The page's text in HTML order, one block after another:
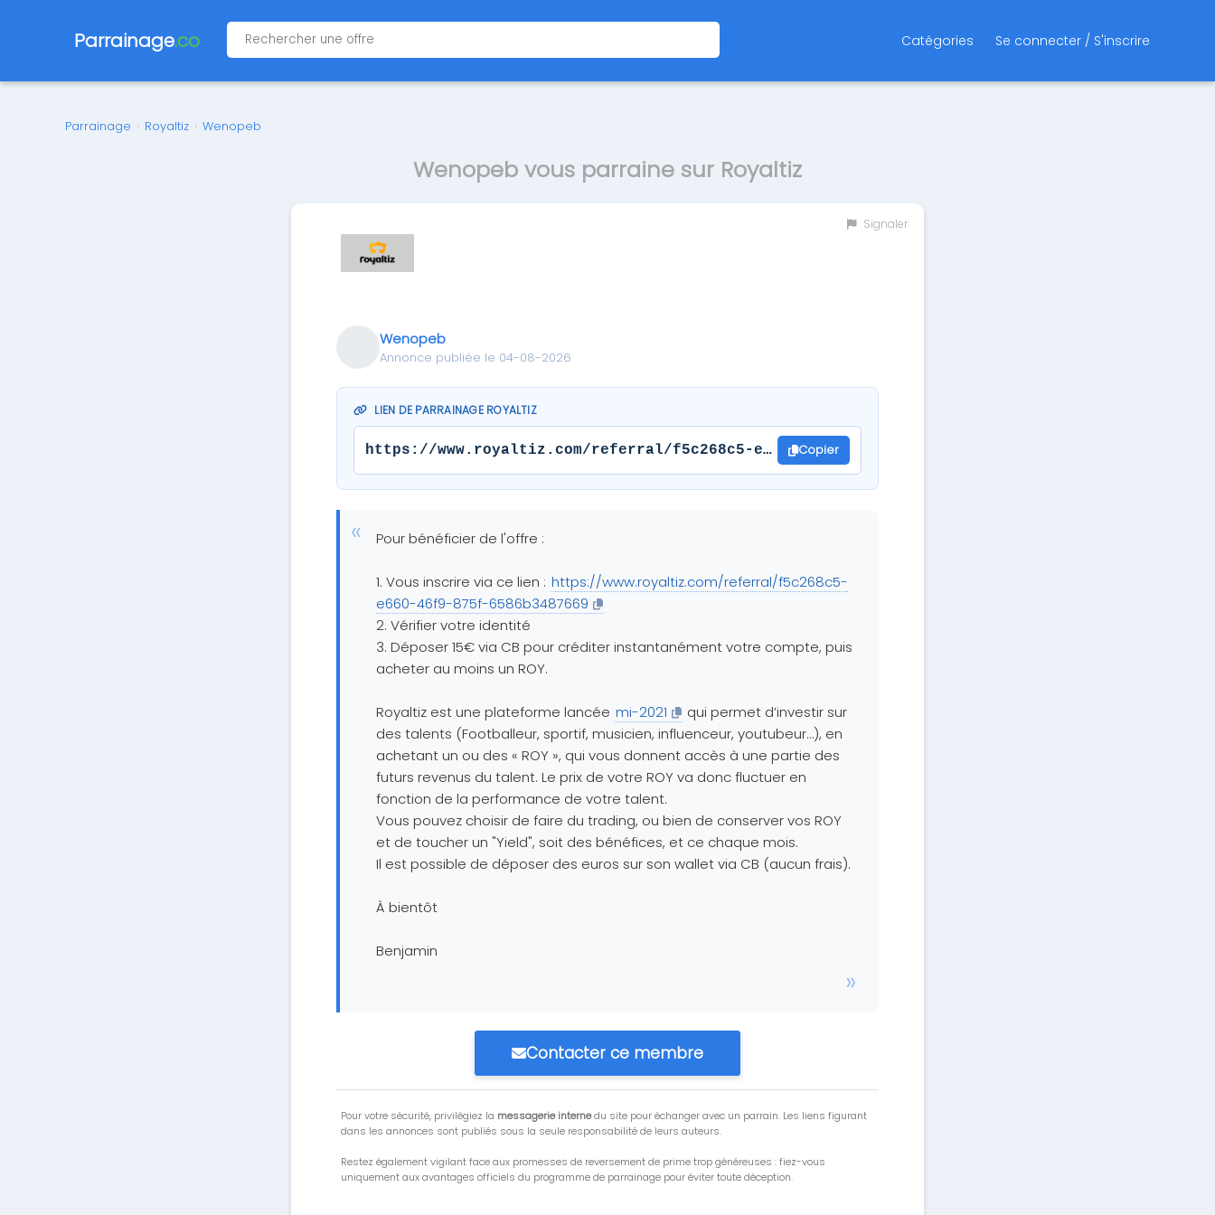
Parrainage.co Catégories Se connecter / S'inscrire
Parrainage › Royaltiz › Wenopeb
Wenopeb vous parraine sur Royaltiz
Signaler
Wenopeb
Annonce publiée le 04-08-2026
LIEN DE PARRAINAGE ROYALTIZ
https://www.royaltiz.com/referral/f5c268c5-e660-46f9-875f-6586b3487669
Copier
Pour bénéficier de l'offre :
1. Vous inscrire via ce lien : https://www.royaltiz.com/referral/f5c268c5-
e660-46f9-875f-6586b3487669
2. Vérifier votre identité
3. Déposer 15€ via CB pour créditer instantanément votre compte, puis
acheter au moins un ROY.
Royaltiz est une plateforme lancée mi-2021
qui permet d’investir sur
des talents (Footballeur, sportif, musicien, influenceur, youtubeur…), en
achetant un ou des « ROY », qui vous donnent accès à une partie des
futurs revenus du talent. Le prix de votre ROY va donc fluctuer en
fonction de la performance de votre talent.
Vous pouvez choisir de faire du trading, ou bien de conserver vos ROY
et de toucher un "Yield", soit des bénéfices, et ce chaque mois.
Il est possible de déposer des euros sur son wallet via CB (aucun frais).
À bientôt
Benjamin
Contacter ce membre
Pour votre sécurité, privilégiez la messagerie internedu site pour échanger avec un parrain. Les liens figurant
dans les annonces sont publiés sous la seule responsabilité de leurs auteurs.
Restez également vigilant face aux promesses de reversement de prime trop généreuses : fiez-vous
uniquement aux avantages officiels du programme de parrainage pour éviter toute déception.